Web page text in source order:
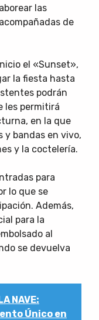
las
de
el «Sunset»,
la fiesta hasta
podrán
les permitirá
en la que
y bandas en vivo,
y la coctelería.
para
lo que se
Además,
para la
al
se devuelva
NAVE:
Único en